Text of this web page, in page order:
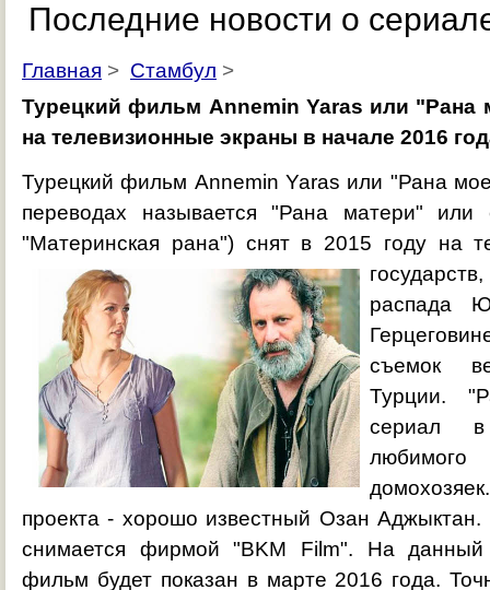
Последние новости о
Главная > Стамбул >
Турецкий фильм Annemin Yaras или "Рана
на телевизионные экраны в начале 2016
Турецкий фильм Annemin Yaras или "Рана
переводах называется "Рана матери"
"Материнская рана") снят в 2015 году на
распада
съемок
Турции.
сериал
проекта - хорошо известный Озан
снимается фирмой "BKM Film". На данный
фильм будет показан в марте 2016 года.